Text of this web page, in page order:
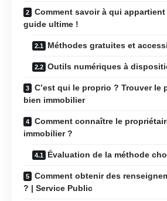
Comment savoir à qui
guide ultime !
Méthodes gratuites et
Outils numériques à
C’est qui le proprio ? Trouver le
bien immobilier
Comment connaître le
immobilier ?
Évaluation de la méthode
Comment obtenir des
? | Service Public